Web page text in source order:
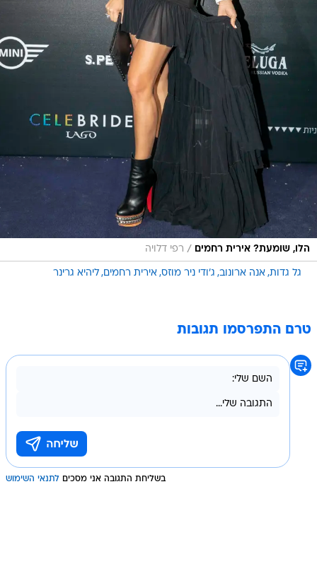
הלו, שומעת? אירית רחמים / רפי דלויה
גל גדות אנה ארונוב ג'ודי ניר מוזס אירית רחמים ליהיא גרינר
טרם התפרסמו תגובות
בשליחת התגובה אני מסכים לתנאי השימוש